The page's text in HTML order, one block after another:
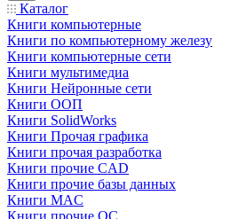
Каталог
Книги компьютерные
Книги по компьютерному железу
Книги компьютерные сети
Книги мультимедиа
Книги Нейронные сети
Книги ООП
Книги SolidWorks
Книги Прочая графика
Книги прочая разработка
Книги прочие CAD
Книги прочие базы данных
Книги MAC
Книги прочие ОС